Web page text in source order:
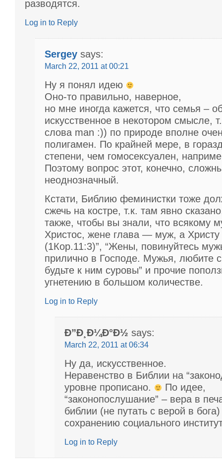
разводятся.
Log in to Reply
Sergey says:
March 22, 2011 at 00:21
Ну я понял идею
Оно-то правильно, наверное,
но мне иногда кажется, что семья –
искусственное в некотором смысле,
слова man :)) по природе вполне
полигамен. По крайней мере, в
степени, чем гомосексуален,
Поэтому вопрос этот, конечно,
неоднозначный.
Кстати, Библию феминистки тоже
сжечь на костре, т.к. там явно
также, чтобы вы знали, что всякому
Христос, жене глава — муж, а
(1Кор.11:3)”, “Жены, повинуйтесь
прилично в Господе. Мужья, любите
будьте к ним суровы” и прочие
угнетению в большом количестве.
Log in to Reply
Ð”Ð¸Ð¼Ð°Ð½ says:
March 22, 2011 at 06:34
Ну да, искусственное.
Неравенство в Библии на
уровне прописано.
По идее,
“законопослушание” – вера в
библии (не путать с верой в бога)
сохранению социального
Log in to Reply